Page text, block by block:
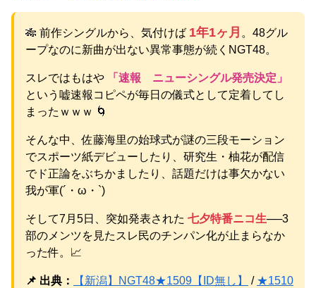
【悲報】 楽天、ガチで逝くｗｗｗｗｗｗｗｗｗｗｗｗｗｗ
ｗｗｗｗｗｗ NEW!
♥」
NEW!
【物議】板倉滉”年収7億円”報道にガル民騒然→トピ乱立に
「もういい」の声もｗｗｗ
NEW!
【完全まとめ】がん保険・医療保険は必要？｜ガル民の本
元AKB社長、22億円申告漏れ 乃木坂46運営会社の株式を
パチンコ京楽産業に譲渡【ノース・リバー】【窪田康志】
元AKB社長、22億円申告漏れ 乃木坂46運営会社の株式を
パチンコ京楽産業に譲渡【ノース・リバー】【窪田康志】
Powered by livedoor 相互RSS
🎋 前作シングルから、気付けば 1年1ヶ月 。48グル
ープなのに新曲が出ない異常事態が続くNGT48。
スレではもはや
「速報 ニューシングル発売決定」
という嘘速報コピペが毎日の儀式として定着してし
まったｗｗｗ 🌀
そんな中、佐藤海里の始球式が謎の三段モーション
でスポーツ紙デビューしたり、研究生・柚花が配信
でド正論をぶちかましたり、話題だけは事欠かない
我が軍(´・ω・`)
そして7月5日、突如発表された 七夕特番ニコ生──3
部のメンツを見たスレ民のチンパン化が止まらなか
った件。📈
📌 出典： 【新潟】NGT48★1509【ID無し】 / ★1510